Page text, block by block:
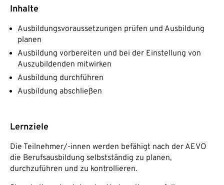
Inhalte
Ausbildungsvoraussetzungen prüfen und Ausbildung
planen
Ausbildung vorbereiten und bei der Einstellung von
Auszubildenden mitwirken
Ausbildung durchführen
Ausbildung abschließen
Lernziele
Die Teilnehmer/-innen werden befähigt nach der AEVO
die Berufsausbildung selbstständig zu planen,
durchzuführen und zu kontrollieren.